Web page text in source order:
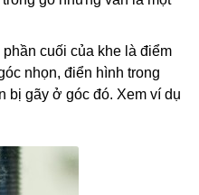
cuối của khe là điểm
nhọn, điển hình trong
bị gãy ở góc đó. Xem ví dụ